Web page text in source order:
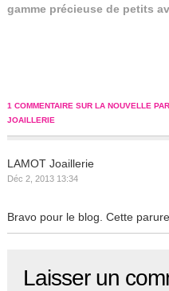
gamme précieuse de petits
1 COMMENTAIRE SUR LA NOUVELLE
JOAILLERIE
LAMOT Joaillerie
Déc 2, 2013 13:34
Bravo pour le blog. Cette
Laisser un